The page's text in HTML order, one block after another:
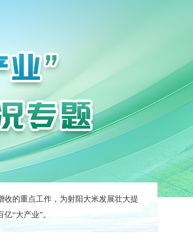
收的重点工作，为射阳大米发展壮大提
“大产业”。